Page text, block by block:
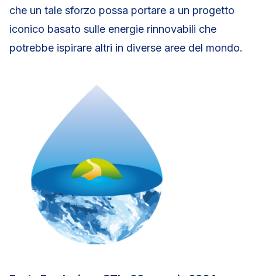
che un tale sforzo possa portare a un progetto
iconico basato sulle energie rinnovabili che
potrebbe ispirare altri in diverse aree del mondo.